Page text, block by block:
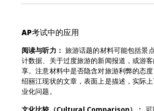
AP考试中的应用
阅读与听力： 旅游话题的材料可能包括景
计数据、关于过度旅游的新闻报道，或游
享。注意材料中是否隐含对旅游利弊的态
绍丽江现状的文章，表面上是描述，实际
业化问题。
文化比较（Cultural Comparison）：